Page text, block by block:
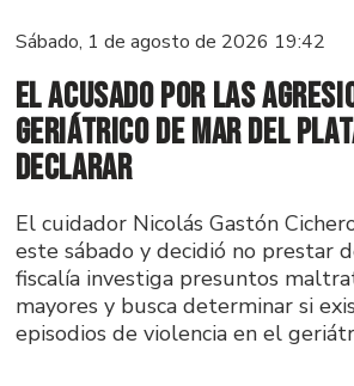
Sábado, 1 de agosto de 2026 19:42
El acusado por las
geriátrico de Mar del
declarar
El cuidador Nicolás Gastón
este sábado y decidió no prestar
fiscalía investiga presuntos
mayores y busca determinar si
episodios de violencia en el